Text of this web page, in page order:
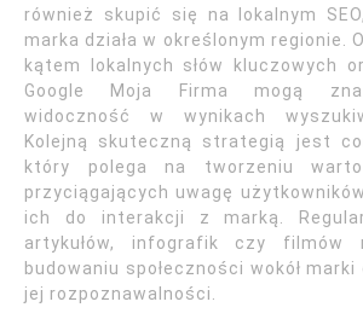
również skupić się na lokalnym
marka działa w określonym regionie.
kątem lokalnych słów kluczowych
Google Moja Firma mogą
widoczność w wynikach
Kolejną skuteczną strategią jest
który polega na tworzeniu
przyciągających uwagę
ich do interakcji z marką.
artykułów, infografik czy filmów
budowaniu społeczności wokół
jej rozpoznawalności.